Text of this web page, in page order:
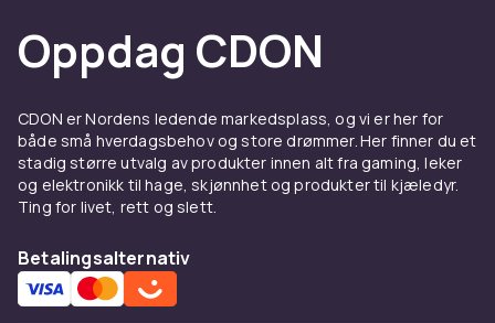
Oppdag CDON
CDON er Nordens ledende markedsplass, og vi er her for
både små hverdagsbehov og store drømmer. Her finner du et
stadig større utvalg av produkter innen alt fra gaming, leker
og elektronikk til hage, skjønnhet og produkter til kjæledyr.
Ting for livet, rett og slett.
Betalingsalternativ